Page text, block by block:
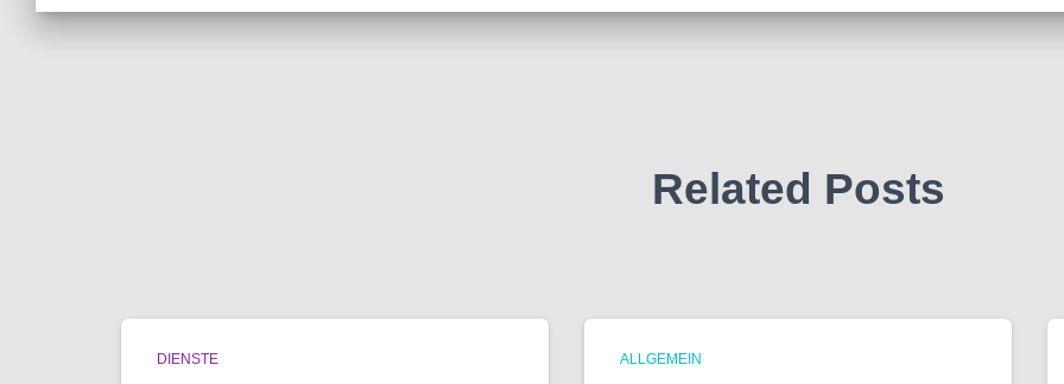
Related Posts
DIENSTE ALLGEMEIN